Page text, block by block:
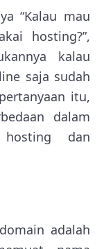
“Kalau mau
hosting?”,
kalau
saja sudah
itu,
dalam
dan
adalah